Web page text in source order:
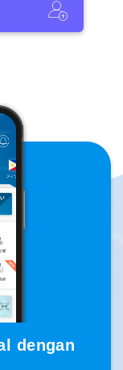
dengan